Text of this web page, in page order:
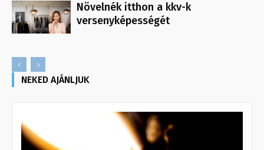
Növelnék itthon a kkv-k
versenyképességét
NEKED AJÁNLJUK